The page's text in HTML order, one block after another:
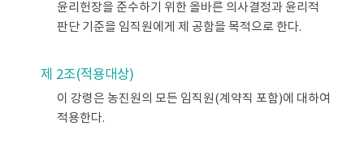
윤리헌장을 준수하기 위한 올바른 의사결정과 윤리적
판단 기준을 임직원에게 제 공함을 목적으로 한다.
제 2조(적용대상)
이 강령은 농진원의 모든 임직원(계약직 포함)에 대하여
적용한다.